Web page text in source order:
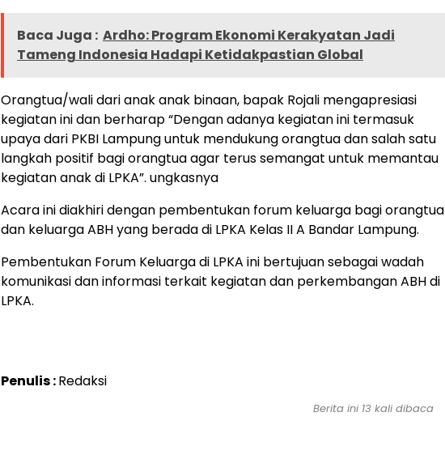
Baca Juga : Ardho: Program Ekonomi Kerakyatan Jadi
Tameng Indonesia Hadapi Ketidakpastian Global
Orangtua/wali dari anak anak binaan, bapak Rojali mengapresiasi
kegiatan ini dan berharap “Dengan adanya kegiatan ini termasuk
upaya dari PKBI Lampung untuk mendukung orangtua dan salah satu
langkah positif bagi orangtua agar terus semangat untuk memantau
kegiatan anak di LPKA”. ungkasnya
Acara ini diakhiri dengan pembentukan forum keluarga bagi orangtua
dan keluarga ABH yang berada di LPKA Kelas II A Bandar Lampung.
Pembentukan Forum Keluarga di LPKA ini bertujuan sebagai wadah
komunikasi dan informasi terkait kegiatan dan perkembangan ABH di
LPKA.
Penulis :Redaksi
Berita ini 13 kali dibaca